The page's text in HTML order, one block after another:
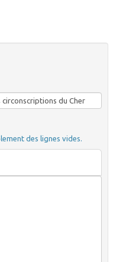
des lignes vides.